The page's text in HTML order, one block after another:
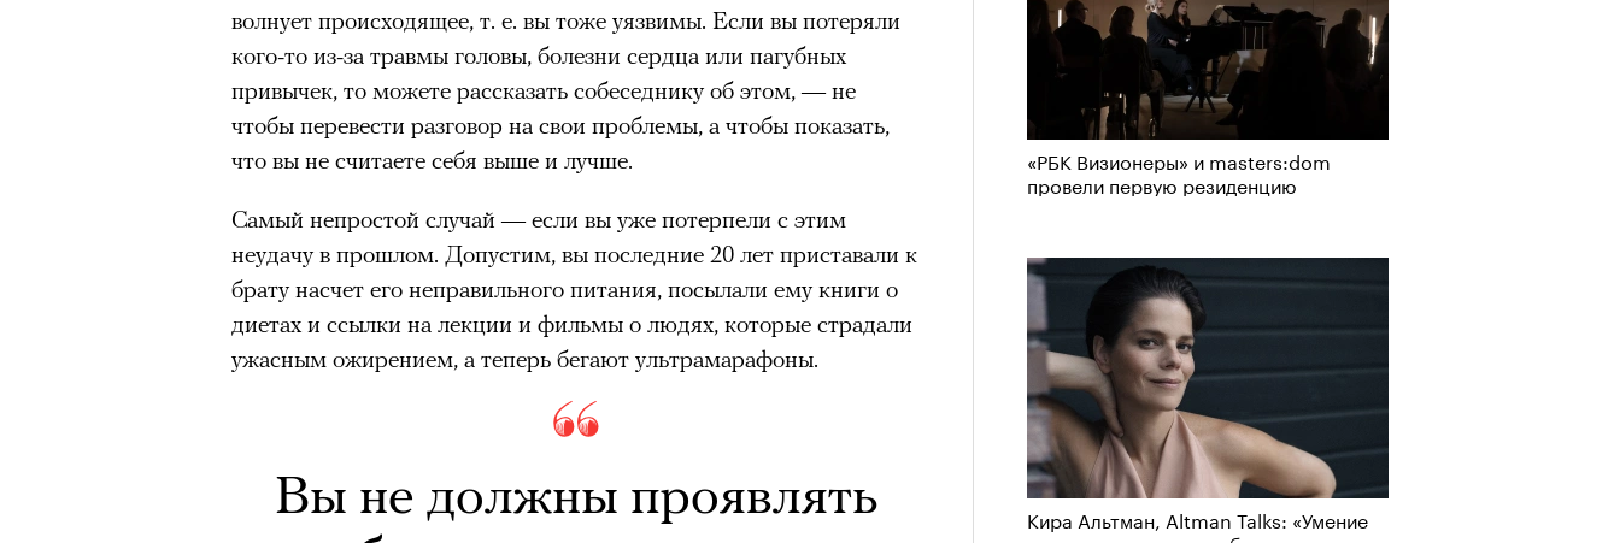
«РБК Визионеры» и masters:dom
провели первую резиденцию
Кира Альтман, Altman Talks: «Умение
волнует происходящее, т. е. вы тоже уязвимы. Если вы потеряли
кого-то из-за травмы головы, болезни сердца или пагубных
привычек, то можете рассказать собеседнику об этом, — не
чтобы перевести разговор на свои проблемы, а чтобы показать,
что вы не считаете себя выше и лучше.
Самый непростой случай — если вы уже потерпели с этим
неудачу в прошлом. Допустим, вы последние 20 лет приставали к
брату насчет его неправильного питания, посылали ему книги о
диетах и ссылки на лекции и фильмы о людях, которые страдали
ужасным ожирением, а теперь бегают ультрамарафоны.
Вы не должны проявлять